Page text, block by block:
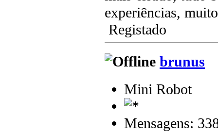
experiências,
Registado
brunus
Mini Robot
Mensagens: